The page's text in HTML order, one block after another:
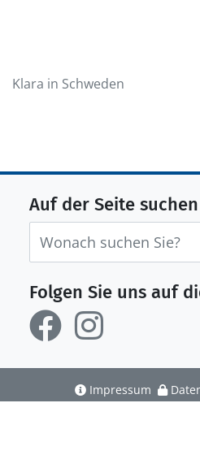
Klara in Schweden
Auf der Seite suchen
Folgen Sie uns auf
Impressum